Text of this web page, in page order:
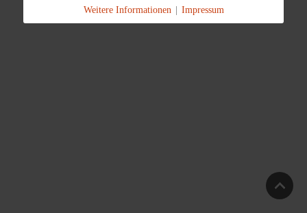
Weitere Informationen Impressum